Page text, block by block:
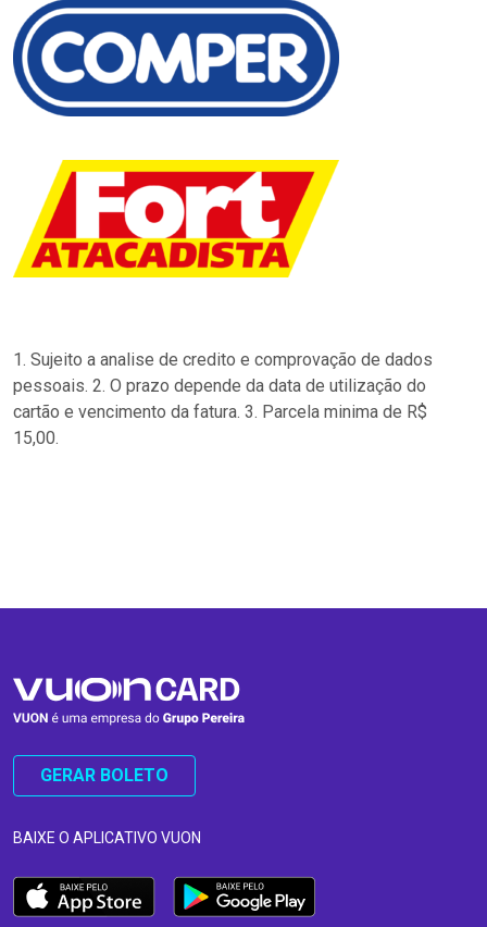
1. Sujeito a analise de credito e comprovação de dados
pessoais. 2. O prazo depende da data de utilização do
cartão e vencimento da fatura. 3. Parcela minima de R$
15,00.
GERAR BOLETO
BAIXE O APLICATIVO VUON